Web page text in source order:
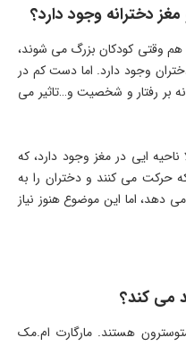
دخترانه وجود دارد؟
هم وقتی کودکان بزرگ می شوند،
وجود دارد. اما دست کم در
بر رفتار و شخصیت و…تاثیر می
ناحیه ایی در مغز وجود دارد، که
حرکت می کنند و دختران را به
دهد، اما این موضوع هنوز نیاز
می کند؟
هستند. مارگارت ام.مک